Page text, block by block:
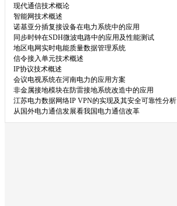
现代通信技术概论
智能网技术概述
诺基亚分插复接设备在电力系统中的应用
同步时钟在SDH微波电路中的应用及性能测试
地区电网实时电能质量数据管理系统
信令接入单元技术概述
IP协议技术概述
会议电视系统在河南电力的应用方案
非金属接地模块在防雷接地系统改造中的应用
江苏电力数据网络IP VPN的实现及其安全可靠性分析
从国外电力通信发展看我国电力通信改革